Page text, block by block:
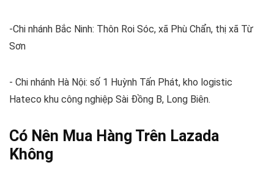
-Chi nhánh Bắc Ninh: Thôn Roi Sóc, xã Phù Chẩn, thị xã Từ
Sơn
- Chi nhánh Hà Nội: số 1 Huỳnh Tấn Phát, kho logistic
Hateco khu công nghiệp Sài Đồng B, Long Biên.
Có Nên Mua Hàng Trên Lazada
Không